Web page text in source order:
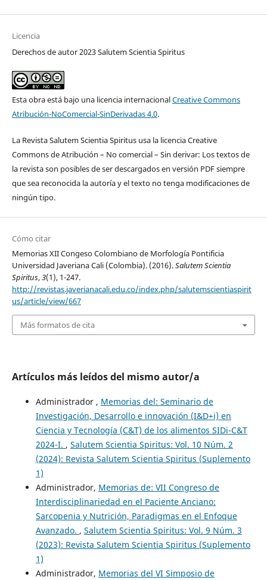
Licencia
Derechos de autor 2023 Salutem Scientia Spiritus
Esta obra está bajo una licencia internacionalCreative Commons
Atribución-NoComercial-SinDerivadas 4.0.
La Revista Salutem Scientia Spiritus usa la licencia Creative
Commons de Atribución – No comercial – Sin derivar: Los textos de
la revista son posibles de ser descargados en versión PDF siempre
que sea reconocida la autoría y el texto no tenga modificaciones de
ningún tipo.
Cómo citar
Memorias XII Congeso Colombiano de Morfología Pontificia
Universidad Javeriana Cali (Colombia). (2016).Salutem Scientia
Spiritus,3(1), 1-247.
http://revistas.javerianacali.edu.co/index.php/salutemscientiaspirit
us/article/view/667
Más formatos de cita
Artículos más leídos del mismo autor/a
Administrador , Memorias del: Seminario de
Investigación, Desarrollo e innovación (I&D+i) en
Ciencia y Tecnología (C&T) de los alimentos SIDi-C&T
2024-I. , Salutem Scientia Spiritus: Vol. 10 Núm. 2
(2024): Revista Salutem Scientia Spiritus (Suplemento
1)
Administrador, Memorias de: VII Congreso de
Interdisciplinariedad en el Paciente Anciano:
Sarcopenia y Nutrición, Paradigmas en el Enfoque
Avanzado. , Salutem Scientia Spiritus: Vol. 9 Núm. 3
(2023): Revista Salutem Scientia Spiritus (Suplemento
1)
Administrador, Memorias del VI Simposio de